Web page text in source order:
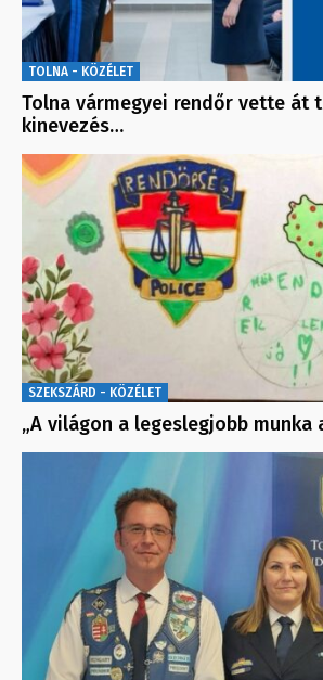
TOLNA - KÖZÉLET
Tolna vármegyei rendőr vette át
kinevezés…
SZEKSZÁRD - KÖZÉLET
„A világon a legeslegjobb munka